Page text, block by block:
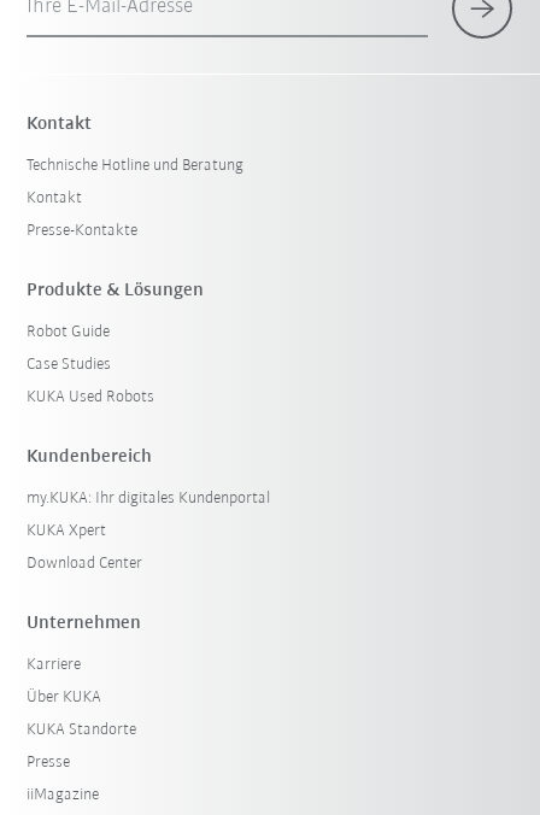
Ihre E-Mail-Adresse
Kontakt
Technische Hotline und Beratung
Kontakt
Presse-Kontakte
Produkte & Lösungen
Robot Guide
Case Studies
KUKA Used Robots
Kundenbereich
my.KUKA: Ihr digitales Kundenportal
KUKA Xpert
Download Center
Unternehmen
Karriere
Über KUKA
KUKA Standorte
Presse
iiMagazine